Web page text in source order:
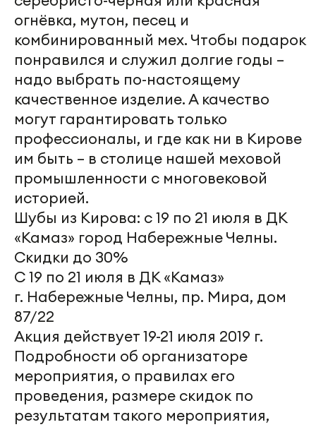
огнёвка, мутон, песец и
комбинированный мех. Чтобы подарок
понравился и служил долгие годы –
надо выбрать по-настоящему
качественное изделие. А качество
могут гарантировать только
профессионалы, и где как ни в Кирове
им быть – в столице нашей меховой
промышленности с многовековой
историей.
Шубы из Кирова: с 19 по 21 июля в ДК
«Камаз» город Набережные Челны.
Скидки до 30%
С 19 по 21 июля в ДК «Камаз»
г. Набережные Челны, пр. Мира, дом
87/22
Акция действует 19-21 июля 2019 г.
Подробности об организаторе
мероприятия, о правилах его
проведения, размере скидок по
результатам такого мероприятия,